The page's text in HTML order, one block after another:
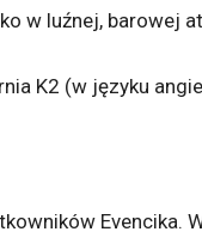
w luźnej, barowej
K2 (w języku
Evencika.